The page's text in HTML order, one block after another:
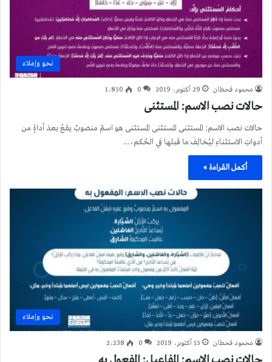
نحو وإملاء
محمود قحطان 29 أكتوبر، 2019 0 1٬850
حالات نصب الاسم: المستثنى
حالات نصب الاسم: المستثنى المستثنى المستثنى هو اسمٌ منصوبٌ يقعُ بعدَ أداةٍ من
أدواتِ الاستثناءِ ليُخالِفَ ما قبلها في الحُكم،…
أكمل القراءة »
نحو وإملاء
محمود قحطان 15 أكتوبر، 2019 0 2٬238